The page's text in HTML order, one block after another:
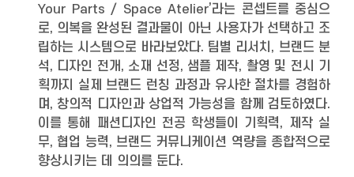
Your Parts / Space Atelier’라는 콘셉트를 중심으
로, 의복을 완성된 결과물이 아닌 사용자가 선택하고 조
립하는 시스템으로 바라보았다. 팀별 리서치, 브랜드 분
석, 디자인 전개, 소재 선정, 샘플 제작, 촬영 및 전시 기
획까지 실제 브랜드 런칭 과정과 유사한 절차를 경험하
며, 창의적 디자인과 상업적 가능성을 함께 검토하였다.
이를 통해 패션디자인 전공 학생들이 기획력, 제작 실
무, 협업 능력, 브랜드 커뮤니케이션 역량을 종합적으로
향상시키는 데 의의를 둔다.